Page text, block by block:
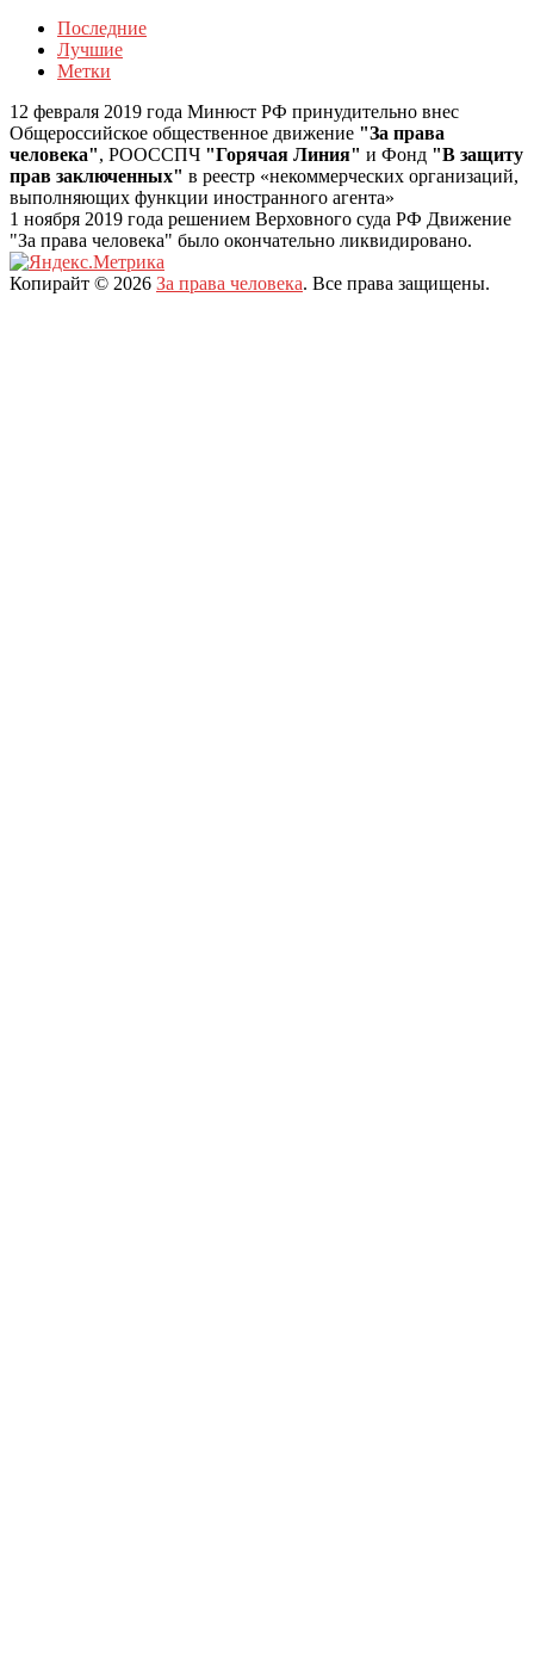
Последние
Лучшие
Метки
12 февраля 2019 года Минюст РФ принудительно внес
Общероссийское общественное движение "За права
человека", РООССПЧ "Горячая Линия" и Фонд "В защиту
прав заключенных" в реестр «некоммерческих организаций,
выполняющих функции иностранного агента»
1 ноября 2019 года решением Верховного суда РФ Движение
"За права человека" было окончательно ликвидировано.
Копирайт © 2026 За права человека. Все права защищены.